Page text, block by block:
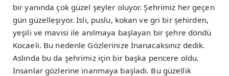
bir yanında çok güzel şeyler oluyor. Şehrimiz her geçen
gün güzelleşiyor. İsli, puslu, kokan ve gri bir şehirden,
yeşili ve mavisi ile anılmaya başlayan bir şehre döndü
Kocaeli. Bu nedenle Gözlerinize İnanacaksınız dedik.
Aslında bu da şehrimiz için bir başka pencere oldu.
İnsanlar gözlerine inanmaya başladı. Bu güzellik